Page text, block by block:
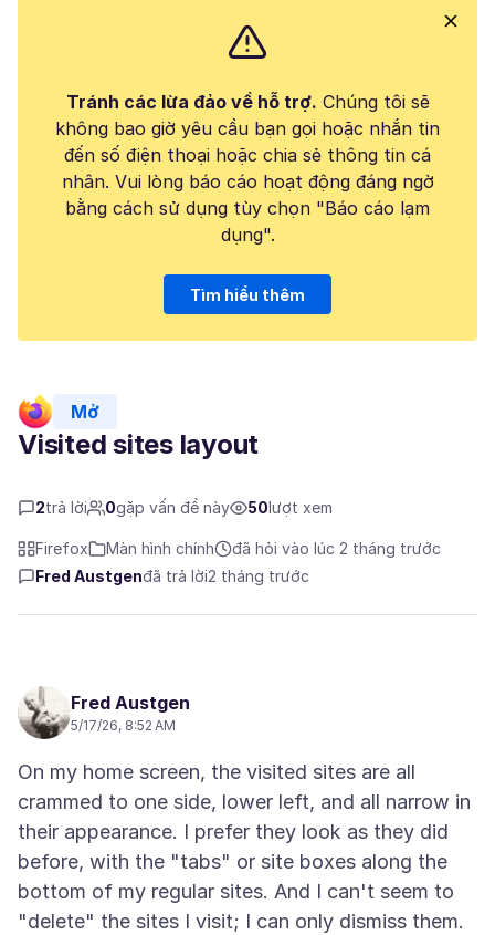
Tránh các lừa đảo về hỗ trợ. Chúng tôi sẽ
không bao giờ yêu cầu bạn gọi hoặc nhắn tin
đến số điện thoại hoặc chia sẻ thông tin cá
nhân. Vui lòng báo cáo hoạt động đáng ngờ
bằng cách sử dụng tùy chọn "Báo cáo lạm
dụng".
Tìm hiểu thêm
Mở
Visited sites layout
2trả lời 0gặp vấn đề này 50lượt xem
Firefox Màn hình chính
đã hỏi vào lúc 2 tháng trước
Fred Austgenđã trả lời2 tháng trước
Fred Austgen
5/17/26, 8:52 AM
On my home screen, the visited sites are all
crammed to one side, lower left, and all narrow in
their appearance. I prefer they look as they did
before, with the "tabs" or site boxes along the
bottom of my regular sites. And I can't seem to
"delete" the sites I visit; I can only dismiss them.